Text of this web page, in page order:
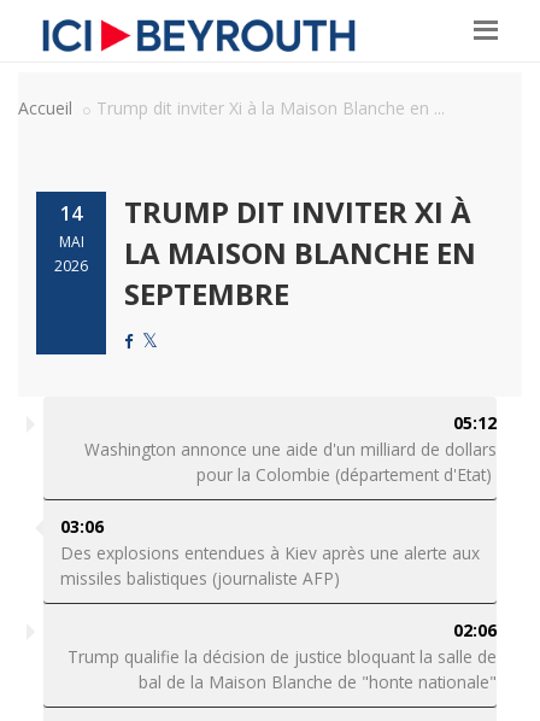
Accueil Trump dit inviter Xi à la Maison Blanche en ...
14
MAI
2026
TRUMP DIT INVITER XI À
LA MAISON BLANCHE EN
SEPTEMBRE
05:12
Washington annonce une aide d'un milliard de dollars
pour la Colombie (département d'Etat)
03:06
Des explosions entendues à Kiev après une alerte aux
missiles balistiques (journaliste AFP)
02:06
Trump qualifie la décision de justice bloquant la salle de
bal de la Maison Blanche de "honte nationale"